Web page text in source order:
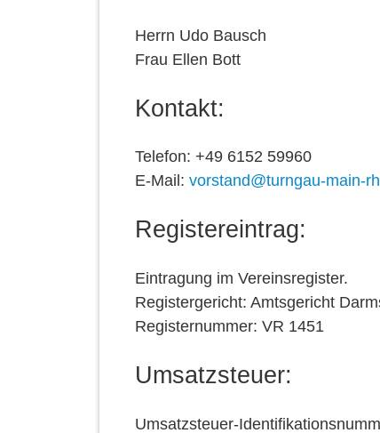
Herrn Udo Bausch
Frau Ellen Bott
Kontakt:
Telefon: +49 6152 59960
E-Mail: vorstand@turngau-main-
Registereintrag:
Eintragung im Vereinsregister.
Registergericht: Amtsgericht
Registernummer: VR 1451
Umsatzsteuer:
Umsatzsteuer-